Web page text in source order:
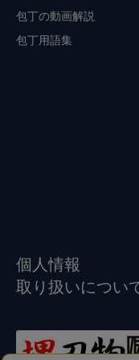
包丁の動画解説
包丁用語集
個人情報
取り扱いについ